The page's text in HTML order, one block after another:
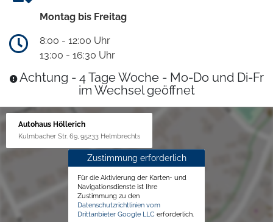
Montag bis Freitag
8:00 - 12:00 Uhr
13:00 - 16:30 Uhr
Achtung - 4 Tage Woche - Mo-Do und Di-Fr
im Wechsel geöffnet
Autohaus Höllerich
Kulmbacher Str. 69, 95233 Helmbrechts
Zustimmung erforderlich
Für die Aktivierung der Karten- und
Navigationsdienste ist Ihre
Zustimmung zu den
Datenschutzrichtlinien vom
Drittanbieter Google LLC erforderlich.